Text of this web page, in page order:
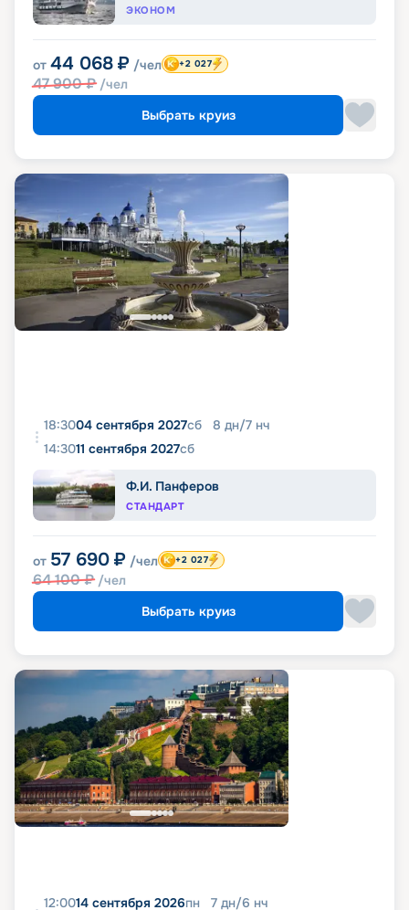
ЭКОНОМ
от 44 068 ₽ /чел
47 900₽ /чел
+2 027
Выбрать круиз
18:3004 сентября 2027сб 8 дн/7 нч
14:3011 сентября 2027сб
Ф.И. Панферов
СТАНДАРТ
от 57 690 ₽ /чел
64 100₽ /чел
+2 027
Выбрать круиз
12:0014 сентября 2026пн 7 дн/6 нч